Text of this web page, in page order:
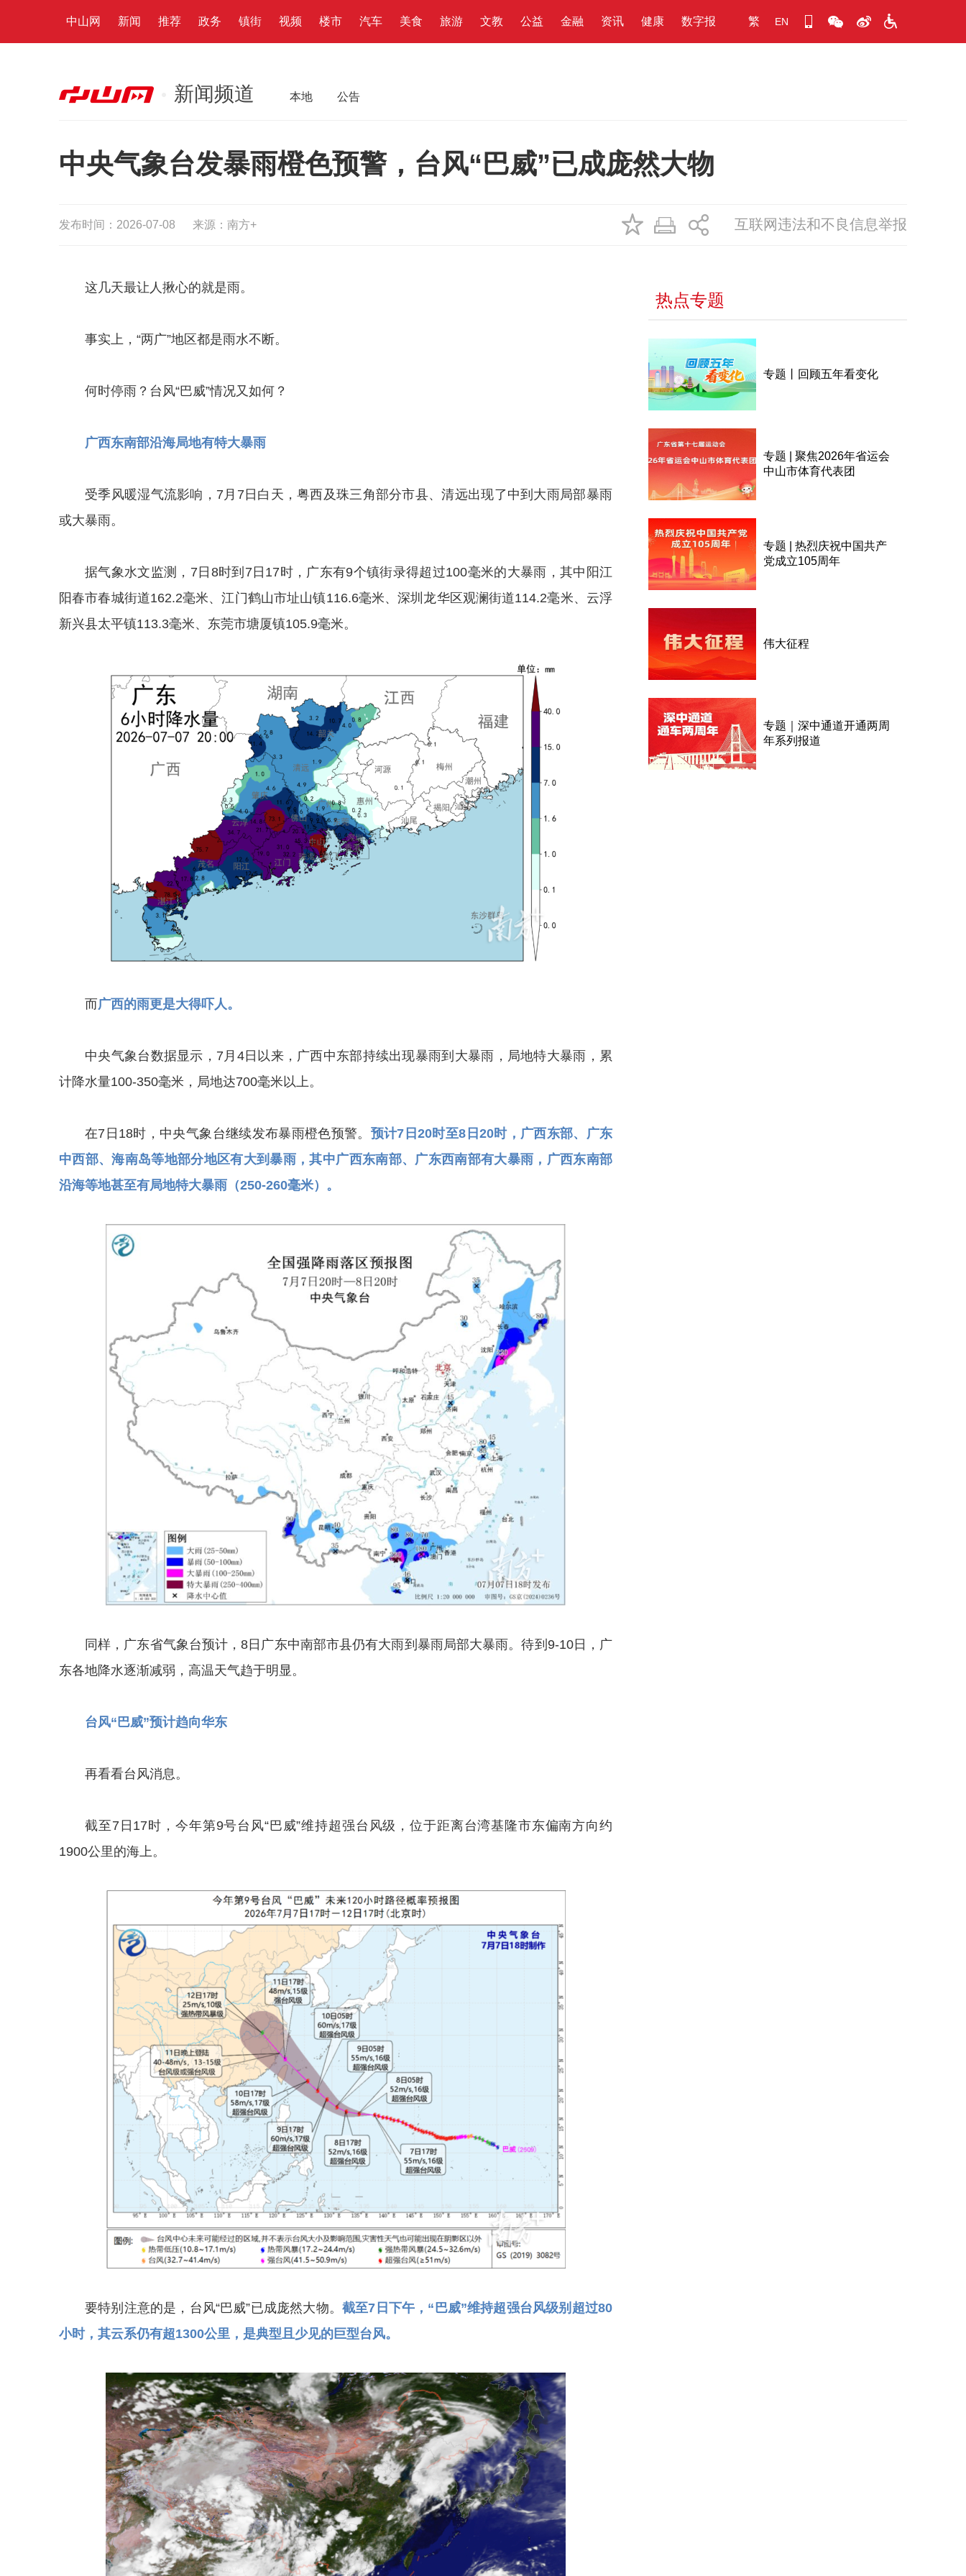
中山网 新闻 推荐 政务 镇街 视频 楼市 汽车 美食 旅游 文教 公益 金融 资讯 健康 数字报 繁 EN
新闻频道 本地 公告
中央气象台发暴雨橙色预警，台风“巴威”已成庞然大物
发布时间：2026-07-08 来源：南方+ 互联网违法和不良信息举报
这几天最让人揪心的就是雨。
事实上，“两广”地区都是雨水不断。
何时停雨？台风“巴威”情况又如何？
广西东南部沿海局地有特大暴雨
受季风暖湿气流影响，7月7日白天，粤西及珠三角部分市县、清远出现了中到大雨局部暴雨
或大暴雨。
据气象水文监测，7日8时到7日17时，广东有9个镇街录得超过100毫米的大暴雨，其中阳江
阳春市春城街道162.2毫米、江门鹤山市址山镇116.6毫米、深圳龙华区观澜街道114.2毫米、云浮
新兴县太平镇113.3毫米、东莞市塘厦镇105.9毫米。
而广西的雨更是大得吓人。
中央气象台数据显示，7月4日以来，广西中东部持续出现暴雨到大暴雨，局地特大暴雨，累
计降水量100-350毫米，局地达700毫米以上。
在7日18时，中央气象台继续发布暴雨橙色预警。 预计7日20时至8日20时，广西东部、广东
中西部、海南岛等地部分地区有大到暴雨，其中广西东南部、广东西南部有大暴雨，广西东南部
沿海等地甚至有局地特大暴雨（250-260毫米）。
同样，广东省气象台预计，8日广东中南部市县仍有大雨到暴雨局部大暴雨。待到9-10日，广
东各地降水逐渐减弱，高温天气趋于明显。
台风“巴威”预计趋向华东
再看看台风消息。
截至7日17时，今年第9号台风“巴威”维持超强台风级，位于距离台湾基隆市东偏南方向约
1900公里的海上。
要特别注意的是，台风“巴威”已成庞然大物。 截至7日下午，“巴威”维持超强台风级别超过80
小时，其云系仍有超1300公里，是典型且少见的巨型台风。
热点专题
专题丨回顾五年看变化
专题 | 聚焦2026年省运会
中山市体育代表团
专题 | 热烈庆祝中国共产
党成立105周年
伟大征程
专题｜深中通道开通两周
年系列报道